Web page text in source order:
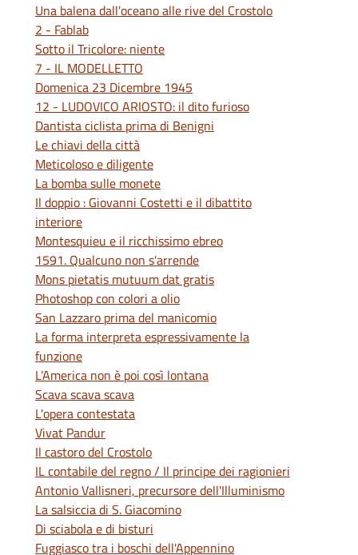
Una balena dall'oceano alle rive del Crostolo
2 - Fablab
Sotto il Tricolore: niente
7 - IL MODELLETTO
Domenica 23 Dicembre 1945
12 - LUDOVICO ARIOSTO: il dito furioso
Dantista ciclista prima di Benigni
Le chiavi della città
Meticoloso e diligente
La bomba sulle monete
Il doppio : Giovanni Costetti e il dibattito
interiore
Montesquieu e il ricchissimo ebreo
1591. Qualcuno non s'arrende
Mons pietatis mutuum dat gratis
Photoshop con colori a olio
San Lazzaro prima del manicomio
La forma interpreta espressivamente la
funzione
L’America non è poi così lontana
Scava scava scava
L'opera contestata
Vivat Pandur
Il castoro del Crostolo
IL contabile del regno / Il principe dei ragionieri
Antonio Vallisneri, precursore dell'Illuminismo
La salsiccia di S. Giacomino
Di sciabola e di bisturi
Fuggiasco tra i boschi dell'Appennino